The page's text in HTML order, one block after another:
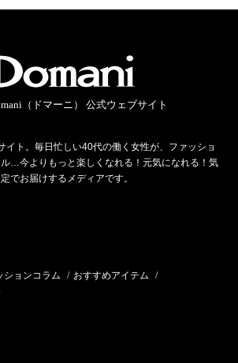
（ドマーニ） 公式ウェブサイト
イト。毎日忙しい40代の働く女性が、ファッショ
…今よりもっと楽しくなれる！元気になれる！気
でお届けするメディアです。
ションコラム / おすすめアイテム /